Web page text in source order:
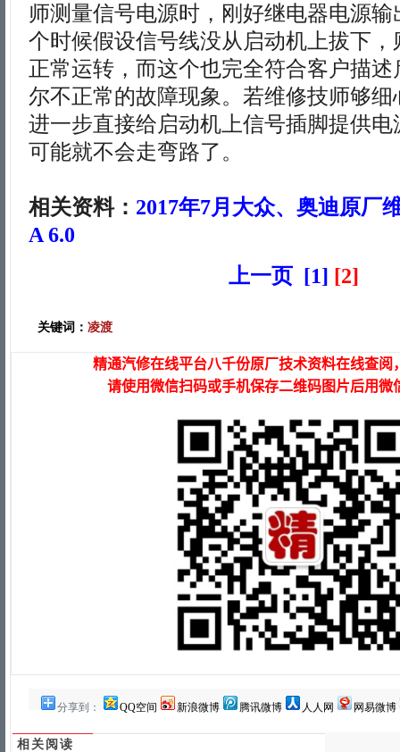
师测量信号电源时，刚好继电器电源
个时候假设信号线没从启动机上拔下
正常运转，而这个也完全符合客户描
尔不正常的故障现象。若维修技师够
进一步直接给启动机上信号插脚提供
可能就不会走弯路了。
相关资料： 2017年7月大众、奥迪原厂
A 6.0
上一页 [1] [2]
关键词： 凌渡
分享到： QQ空间 新浪微博 腾讯微博 人人网 网易微博
相关阅读